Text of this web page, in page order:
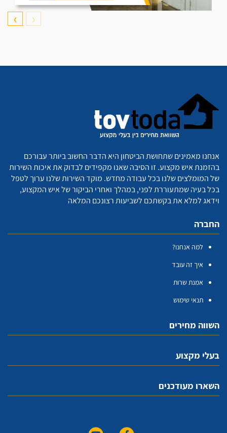
❮
❯
אנחנו מאמינים שתחושת הביטחון היא הדבר החשוב ביותר עבורכם
בהזמנת איש מקצוע. זו הסיבה שאנו מקפידים לבדוק את איכות השירות
של המומלצים שלנו בכל עבודה מחדש. מוקד השירות שלנו ערוך לטפל
בכל בעיה שמתעוררת לפני, במהלך ואחרי הביקור של איש המקצוע,
וידאג למלא את בקשתכם לשביעות רצונכם המלאה
החברה
למה אנחנו?
איך זה עובד
אמנת שרות
תנאי שימוש
השווה מחירים
בעלי מקצוע
השארו מעודכנים